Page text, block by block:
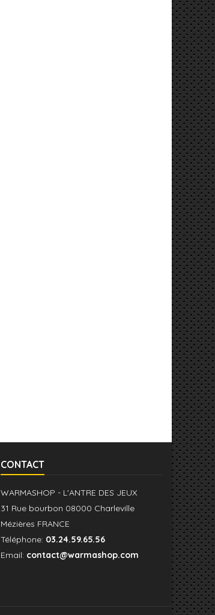
CONTACT
WARMASHOP - L'ANTRE DES JEUX
31 Rue bourbon 08000 Charleville
Mézières FRANCE
Téléphone: 03.24.59.65.56
Email: contact@warmashop.com